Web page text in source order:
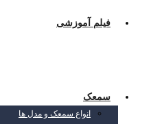
فیلم آموزشی
سمعک
انواع سمعک و مدل ها